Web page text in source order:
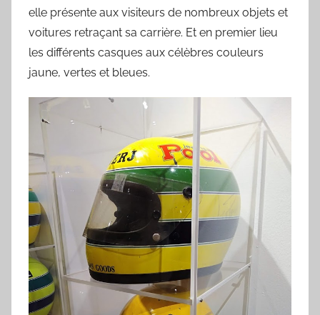
elle présente aux visiteurs de nombreux objets et
voitures retraçant sa carrière. Et en premier lieu
les différents casques aux célèbres couleurs
jaune, vertes et bleues.